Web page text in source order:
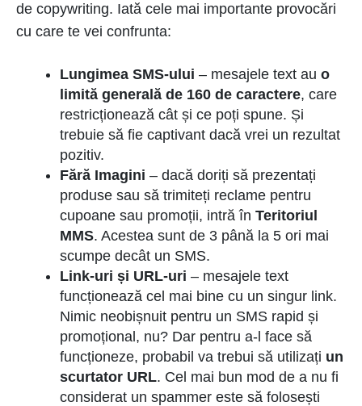
de copywriting. Iată cele mai importante provocări
cu care te vei confrunta:
Lungimea SMS-ului – mesajele text au o
limită generală de 160 de caractere, care
restricționează cât și ce poți spune. Și
trebuie să fie captivant dacă vrei un rezultat
pozitiv.
Fără Imagini – dacă doriți să prezentați
produse sau să trimiteți reclame pentru
cupoane sau promoții, intră în Teritoriul
MMS. Acestea sunt de 3 până la 5 ori mai
scumpe decât un SMS.
Link-uri și URL-uri – mesajele text
funcționează cel mai bine cu un singur link.
Nimic neobișnuit pentru un SMS rapid și
promoțional, nu? Dar pentru a-l face să
funcționeze, probabil va trebui să utilizați un
scurtator URL. Cel mai bun mod de a nu fi
considerat un spammer este să folosești